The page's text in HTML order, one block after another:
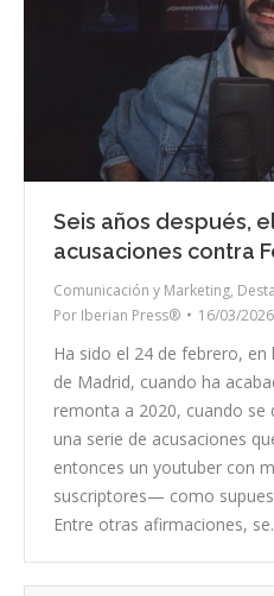
Seis años después,
acusaciones contra
Comunicación y Marketing,
Por Iberian Press® 16/03/2026
Ha sido el 24 de febrero, en
de Madrid, cuando ha
remonta a 2020, cuando
una serie de acusaciones
entonces un youtuber con
suscriptores— como
Entre otras afirmaciones,